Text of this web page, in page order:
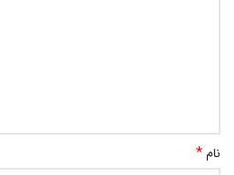
نام*